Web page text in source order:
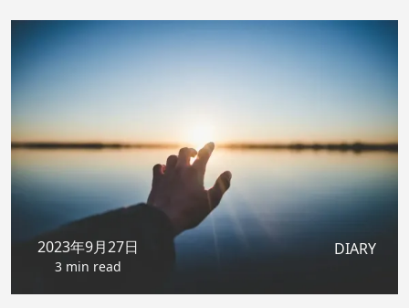
2023年9月27日
3 min read
DIARY